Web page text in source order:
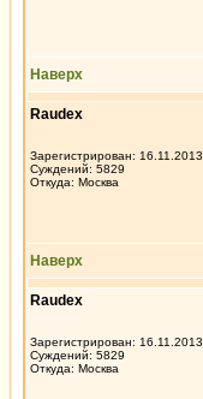
Наверх
Raudex
Зарегистрирован: 16.11.2013
Суждений: 5829
Откуда: Москва
Наверх
Raudex
Зарегистрирован: 16.11.2013
Суждений: 5829
Откуда: Москва